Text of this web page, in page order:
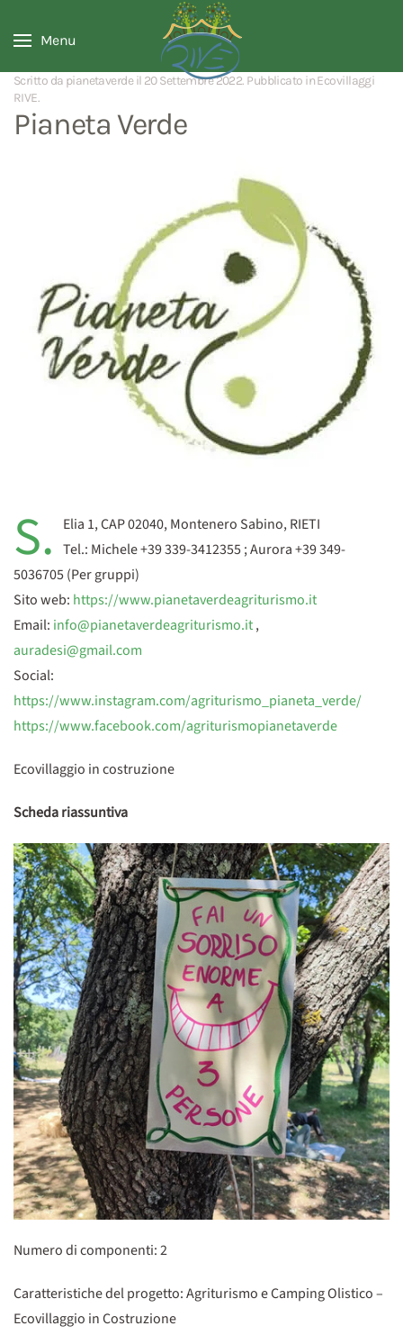
Menu
Scritto da pianetaverde il 20 Settembre 2022. Pubblicato inEcovillaggi
RIVE.
Pianeta Verde
S.
Elia 1, CAP 02040, Montenero Sabino, RIETI
Tel.: Michele +39 339-3412355 ; Aurora +39 349-
5036705 (Per gruppi)
Sito web: https://www.pianetaverdeagriturismo.it
Email: info@pianetaverdeagriturismo.it,
auradesi@gmail.com
Social:
https://www.instagram.com/agriturismo_pianeta_verde/
https://www.facebook.com/agriturismopianetaverde
Ecovillaggio in costruzione
Scheda riassuntiva
Numero di componenti: 2
Caratteristiche del progetto: Agriturismo e Camping Olistico –
Ecovillaggio in Costruzione